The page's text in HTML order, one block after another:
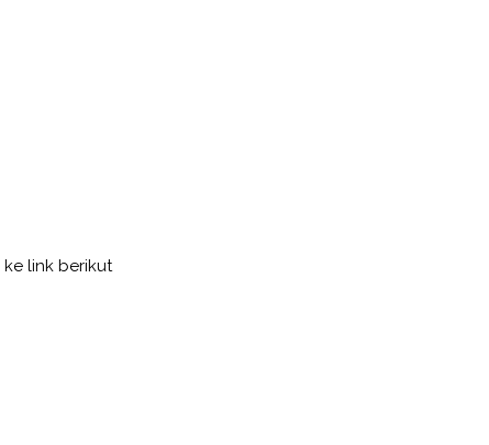
ke link berikut